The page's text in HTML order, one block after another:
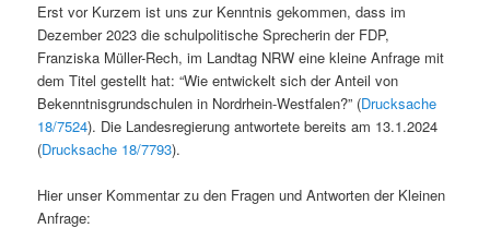
Erst vor Kurzem ist uns zur Kenntnis gekommen, dass im
Dezember 2023 die schulpolitische Sprecherin der FDP,
Franziska Müller-Rech, im Landtag NRW eine kleine Anfrage mit
dem Titel gestellt hat: “Wie entwickelt sich der Anteil von
Bekenntnisgrundschulen in Nordrhein-Westfalen?” (Drucksache
18/7524). Die Landesregierung antwortete bereits am 13.1.2024
(Drucksache 18/7793).
Hier unser Kommentar zu den Fragen und Antworten der Kleinen
Anfrage: